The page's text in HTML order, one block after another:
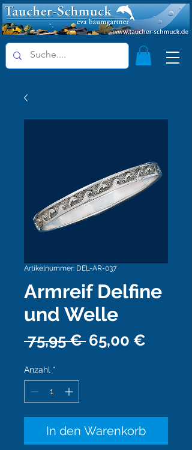
Artikelnummer: DEL-AR-037
Armreif Delfine
und Welle
75,95 € Standardpreis
65,00 €
Anzahl *
In den Warenkorb